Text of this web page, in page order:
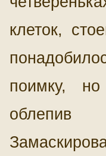
клеток,
поимку, но